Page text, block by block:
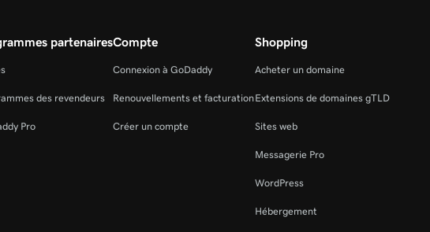
partenaires
des revendeurs
Pro
Compte
Connexion à GoDaddy
Renouvellements et facturation
Créer un compte
Shopping
Acheter un domaine
Extensions de domaines gTLD
Sites web
Messagerie Pro
WordPress
Hébergement